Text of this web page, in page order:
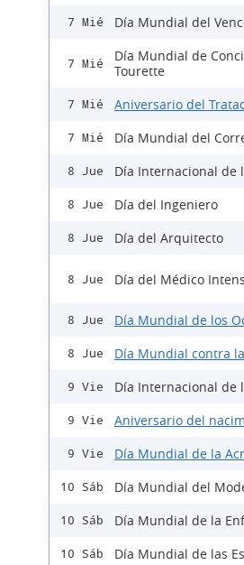
7 Mié Día Mundial del
7 Mié
Día Mundial de
Tourette
7 Mié Aniversario del
7 Mié Día Mundial del
8 Jue Día Internacional de
8 Jue Día del Ingeniero
8 Jue Día del Arquitecto
8 Jue Día del Médico
8 Jue Día Mundial de los
8 Jue Día Mundial contra
9 Vie Día Internacional de
9 Vie Aniversario del
9 Vie Día Mundial de la
10 Sáb Día Mundial del
10 Sáb Día Mundial de la
10 Sáb Día Mundial de las